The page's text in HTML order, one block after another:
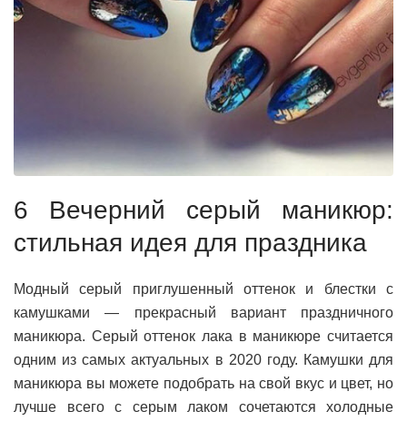
6 Вечерний серый маникюр:
стильная идея для праздника
Модный серый приглушенный оттенок и блестки с
камушками — прекрасный вариант праздничного
маникюра. Серый оттенок лака в маникюре считается
одним из самых актуальных в 2020 году. Камушки для
маникюра вы можете подобрать на свой вкус и цвет, но
лучше всего с серым лаком сочетаются холодные